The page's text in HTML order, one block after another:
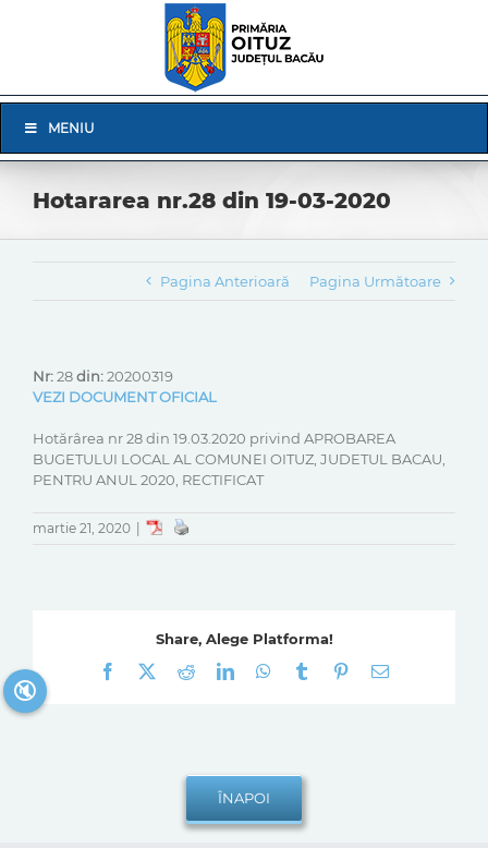
Navigation
MENIU
Hotararea nr.28 din 19-03-2020
Pagina Anterioară Pagina Următoare
Nr:28din:20200319
VEZI DOCUMENT OFICIAL
Hotărârea nr 28 din 19.03.2020 privind APROBAREA
BUGETULUI LOCAL AL COMUNEI OITUZ, JUDETUL BACAU,
PENTRU ANUL 2020, RECTIFICAT
martie 21, 2020
Share, Alege Platforma!
Facebook
RedditLinkedInWhatsApp
Tumblr Pinterest
E-
🔇